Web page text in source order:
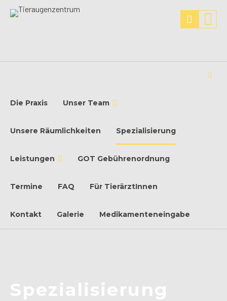
Die Praxis Unser Team
Unsere Räumlichkeiten Spezialisierung
Leistungen GOT Gebührenordnung
Termine FAQ Für TierärztInnen
Kontakt Galerie Medikamenteneingabe
Spezialisierung